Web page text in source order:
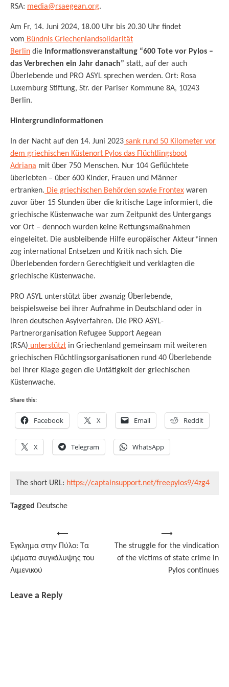
RSA: media@rsaegean.org.
Am Fr, 14. Juni 2024, 18.00 Uhr bis 20.30 Uhr findet
vom Bündnis Griechenlandsolidarität
Berlin die Informationsveranstaltung “600 Tote vor Pylos –
das Verbrechen ein Jahr danach” statt, auf der auch
Überlebende und PRO ASYL sprechen werden. Ort: Rosa
Luxemburg Stiftung, Str. der Pariser Kommune 8A, 10243
Berlin.
Hintergrundinformationen
In der Nacht auf den 14. Juni 2023 sank rund 50 Kilometer vor
dem griechischen Küstenort Pylos das Flüchtlingsboot
Adriana mit über 750 Menschen. Nur 104 Geflüchtete
überlebten – über 600 Kinder, Frauen und Männer
ertranken. Die griechischen Behörden sowie Frontex waren
zuvor über 15 Stunden über die kritische Lage informiert, die
griechische Küstenwache war zum Zeitpunkt des Untergangs
vor Ort – dennoch wurden keine Rettungsmaßnahmen
eingeleitet. Die ausbleibende Hilfe europäischer Akteur*innen
zog international Entsetzen und Kritik nach sich. Die
Überlebenden fordern Gerechtigkeit und verklagten die
griechische Küstenwache.
PRO ASYL unterstützt über zwanzig Überlebende,
beispielsweise bei ihrer Aufnahme in Deutschland oder in
ihren deutschen Asylverfahren. Die PRO ASYL-
Partnerorganisation Refugee Support Aegean
(RSA) unterstützt in Griechenland gemeinsam mit weiteren
griechischen Flüchtlingsorganisationen rund 40 Überlebende
bei ihrer Klage gegen die Untätigkeit der griechischen
Küstenwache.
Share this:
Facebook X Email Reddit
X Telegram WhatsApp
The short URL: https://captainsupport.net/freepylos9/4zg4
Tagged Deutsche
navigation
⟵
Έγκλημα στην Πύλο: Τα
ψέματα συγκάλυψης του
Λιμενικού
The struggle for the vindication
of the victims of state crime in
Pylos continues
⟶
Leave a Reply